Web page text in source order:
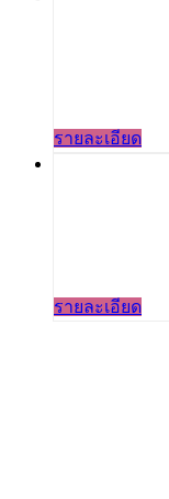
รายละเอียด
รายละเอียด